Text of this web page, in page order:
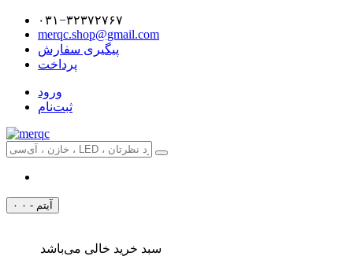
۰۳۱−۳۲۳۷۲۷۶۷
merqc.shop@gmail.com
پیگیری سفارش
پرداخت
ورود
ثبت‌نام
۰ آیتم - ۰
سبد خرید خالی می‌باشد